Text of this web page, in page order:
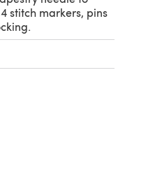
stitch markers, pins